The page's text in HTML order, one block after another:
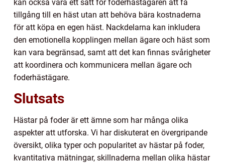
kan också vara ett sätt för foderhästägaren att få
tillgång till en häst utan att behöva bära kostnaderna
för att köpa en egen häst. Nackdelarna kan inkludera
den emotionella kopplingen mellan ägare och häst som
kan vara begränsad, samt att det kan finnas svårigheter
att koordinera och kommunicera mellan ägare och
foderhästägare.
Slutsats
Hästar på foder är ett ämne som har många olika
aspekter att utforska. Vi har diskuterat en övergripande
översikt, olika typer och popularitet av hästar på foder,
kvantitativa mätningar, skillnaderna mellan olika hästar